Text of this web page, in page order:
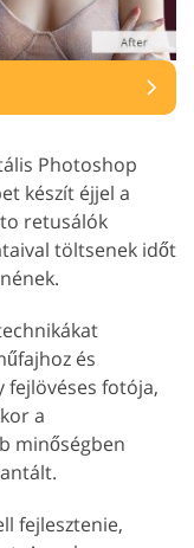
Photoshop
készít éjjel a
retusálók
töltsenek időt
és
fejlövéses fotója,
a
minőségben
fejlesztenie,